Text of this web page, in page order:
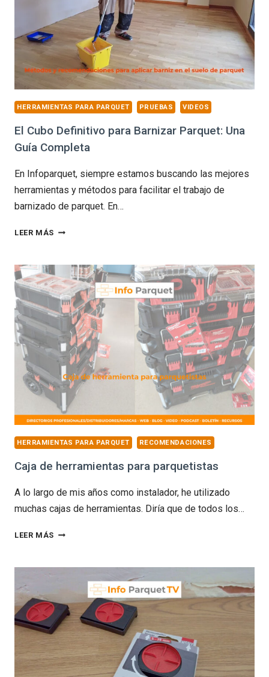
MÁQUINAS
IMPRESCINDIBLES
HERRAMIENTAS PARA PARQUET PRUEBAS VIDEOS
El Cubo Definitivo para Barnizar Parquet: Una
Guía Completa
En Infoparquet, siempre estamos buscando las mejores
herramientas y métodos para facilitar el trabajo de
barnizado de parquet. En…
LEER MÁS EL
DEFINITIVO
PARA
BARNIZAR
PARQUET:
UNA
GUÍA
COMPLETA
HERRAMIENTAS PARA PARQUET RECOMENDACIONES
Caja de herramientas para parquetistas
A lo largo de mis años como instalador, he utilizado
muchas cajas de herramientas. Diría que de todos los…
LEER MÁS CAJA
HERRAMIENTAS
PARQUETISTAS